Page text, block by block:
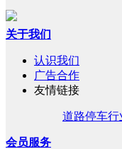
关于我们
认识我们
广告合作
友情链接
道路停车行
会员服务